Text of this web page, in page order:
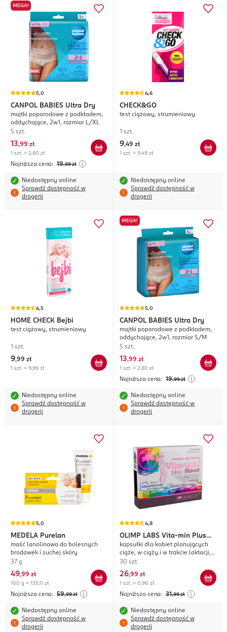
MEGA!
5,0
CANPOL BABIES Ultra Dry
majtki poporodowe z podkładem,
oddychające, 2w1, rozmiar L/XL
5 szt.
13,99 zł
1 szt. = 2,80 zł
Najniższa cena: 19,99 zł
Niedostępny online
Sprawdź dostępność w
drogerii
4,6
CHECK&GO
test ciążowy, strumieniowy
1 szt.
9,49 zł
1 szt. = 9,49 zł
Niedostępny online
Sprawdź dostępność w
drogerii
4,5
HOME CHECK Bejbi
test ciążowy, strumieniowy
1 szt.
9,99 zł
1 szt. = 9,99 zł
Niedostępny online
Sprawdź dostępność w
drogerii
MEGA!
5,0
CANPOL BABIES Ultra Dry
majtki poporodowe z podkładem,
oddychające, 2w1, rozmiar S/M
5 szt.
13,99 zł
1 szt. = 2,80 zł
Najniższa cena: 19,99 zł
Niedostępny online
Sprawdź dostępność w
drogerii
5,0
MEDELA Purelan
maść lanolinowa do bolesnych
brodawek i suchej skóry
37 g
49,99 zł
100 g = 135,11 zł
Najniższa cena: 59,99 zł
Niedostępny online
Sprawdź dostępność w
drogerii
4,8
OLIMP LABS Vita-min Plus
Mama
kapsułki dla kobiet planujących
ciąże, w ciąży i w trakcie laktacji,
suplement diety
30 szt.
26,99 zł
1 szt. = 0,90 zł
Najniższa cena: 31,99 zł
Niedostępny online
Sprawdź dostępność w
drogerii